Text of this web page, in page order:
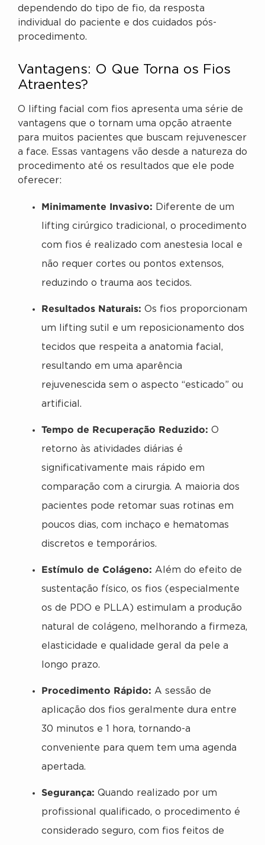
dependendo do tipo de fio, da resposta
individual do paciente e dos cuidados pós-
procedimento.
Vantagens: O Que Torna os Fios
Atraentes?
O lifting facial com fios apresenta uma série de
vantagens que o tornam uma opção atraente
para muitos pacientes que buscam rejuvenescer
a face. Essas vantagens vão desde a natureza do
procedimento até os resultados que ele pode
oferecer:
Minimamente Invasivo: Diferente de um
lifting cirúrgico tradicional, o procedimento
com fios é realizado com anestesia local e
não requer cortes ou pontos extensos,
reduzindo o trauma aos tecidos.
Resultados Naturais: Os fios proporcionam
um lifting sutil e um reposicionamento dos
tecidos que respeita a anatomia facial,
resultando em uma aparência
rejuvenescida sem o aspecto “esticado” ou
artificial.
Tempo de Recuperação Reduzido: O
retorno às atividades diárias é
significativamente mais rápido em
comparação com a cirurgia. A maioria dos
pacientes pode retomar suas rotinas em
poucos dias, com inchaço e hematomas
discretos e temporários.
Estímulo de Colágeno: Além do efeito de
sustentação físico, os fios (especialmente
os de PDO e PLLA) estimulam a produção
natural de colágeno, melhorando a firmeza,
elasticidade e qualidade geral da pele a
longo prazo.
Procedimento Rápido: A sessão de
aplicação dos fios geralmente dura entre
30 minutos e 1 hora, tornando-a
conveniente para quem tem uma agenda
apertada.
Segurança: Quando realizado por um
profissional qualificado, o procedimento é
considerado seguro, com fios feitos de